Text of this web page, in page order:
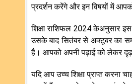
प्रदर्शन करेंगे और इन विषयों में
शिक्षा राशिफल 2024 केअनुसार
उसके बाद सितंबर से अक्टूबर का
है। आपको अपनी पढ़ाई को लेकर
यदि आप उच्च शिक्षा प्राप्त करना